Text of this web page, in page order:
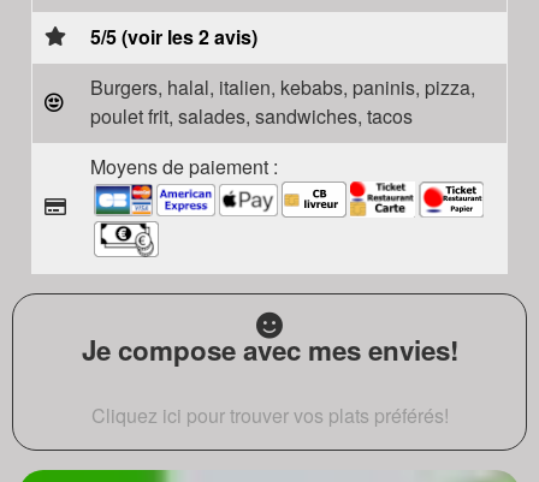
5/5 (voir les 2 avis)
Burgers, halal, italien, kebabs, paninis, pizza,
poulet frit, salades, sandwiches, tacos
Moyens de paiement :
Je compose avec mes envies!
Cliquez ici pour trouver vos plats préférés!